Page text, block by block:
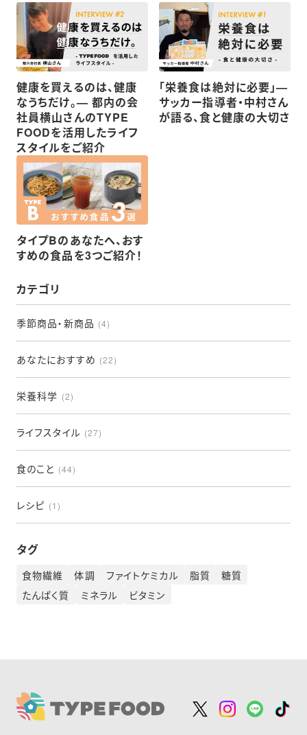
健康を買えるのは、健康
なうちだけ。— 都内の会
社員横山さんのTYPE
FOODを活用したライフ
スタイルをご紹介
「栄養食は絶対に必要」—
サッカー指導者・中村さん
が語る、食と健康の大切さ
タイプBのあなたへ、おす
すめの食品を3つご紹介！
カテゴリ
季節商品・新商品 (4)
あなたにおすすめ (22)
栄養科学 (2)
ライフスタイル (27)
食のこと (44)
レシピ (1)
タグ
食物繊維 体調 ファイトケミカル 脂質
糖質
たんぱく質
ミネラル ビタミン